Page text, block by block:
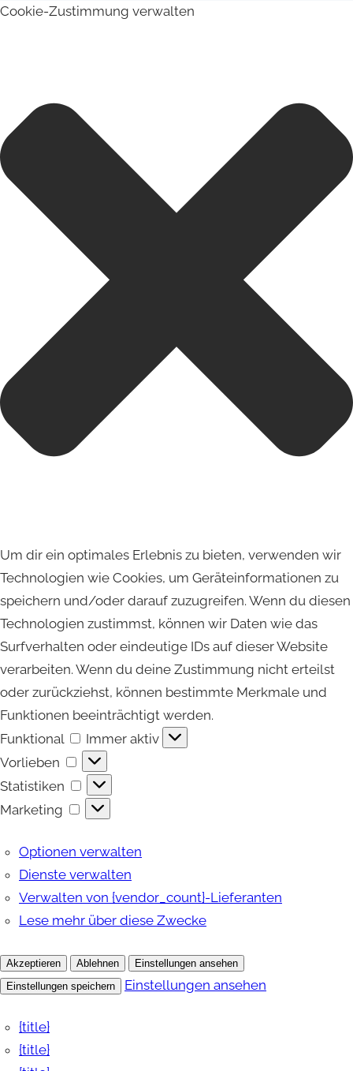
Cookie-Zustimmung verwalten
Um dir ein optimales Erlebnis zu bieten, verwenden wir
Technologien wie Cookies, um Geräteinformationen zu
speichern und/oder darauf zuzugreifen. Wenn du diesen
Technologien zustimmst, können wir Daten wie das
Surfverhalten oder eindeutige IDs auf dieser Website
verarbeiten. Wenn du deine Zustimmung nicht erteilst
oder zurückziehst, können bestimmte Merkmale und
Funktionen beeinträchtigt werden.
Funktional
Funktional
Immer aktiv
Vorlieben
Vorlieben
Statistiken
Statistiken
Marketing
Marketing
Optionen verwalten
Dienste verwalten
Verwalten von {vendor_count}-Lieferanten
Lese mehr über diese Zwecke
Akzeptieren Ablehnen
Einstellungen ansehen
Einstellungen speichern
Einstellungen ansehen
{title}
{title}